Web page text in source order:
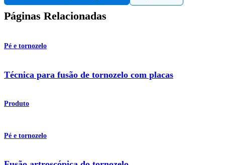
Páginas Relacionadas
Pé e tornozelo
Técnica para fusão de tornozelo com placas
Produto
Pé e tornozelo